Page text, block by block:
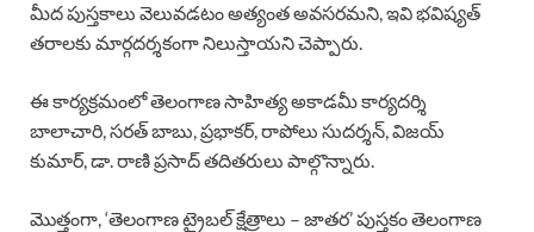
మీద పుస్తకాలు వెలువడటం అత్యంత అవసరమని, ఇవి భవిష్యత్
తరాలకు మార్గదర్శకంగా నిలుస్తాయని చెప్పారు.
ఈ కార్యక్రమంలో తెలంగాణ సాహిత్య అకాడమీ కార్యదర్శి
బాలాచారి, సరత్ బాబు, ప్రభాకర్, రాపోలు సుదర్శన్, విజయ్
కుమార్, డా. రాణి ప్రసాద్ తదితరులు పాల్గొన్నారు.
మొత్తంగా, ‘తెలంగాణ ట్రైబల్ క్షేత్రాలు – జాతర’ పుస్తకం తెలంగాణ